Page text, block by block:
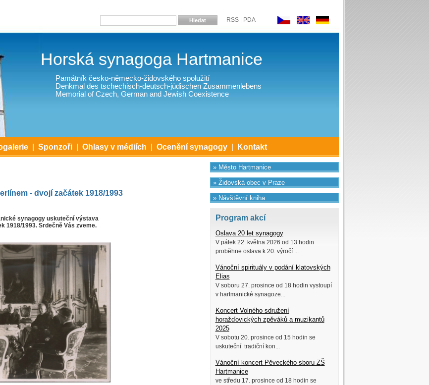
RSS PDA
Horská synagoga Hartmanice
Památník česko-německo-židovského spolužití
Denkmal des tschechisch-deutsch-jüdischen Zusammenlebens
Memorial of Czech, German and Jewish Coexistence
Hledat
Sponzoři Ohlasy v médiích Ocenění synagogy Kontakt
- dvojí začátek 1918/1993
synagogy uskuteční výstava
1918/1993. Srdečně Vás zveme.
» Město Hartmanice
» Židovská obec v Praze
» Návštěvní kniha
Program akcí
Oslava 20 let synagogy
V pátek 22. května 2026 od 13 hodin
proběhne oslava k 20. výročí ...
Vánoční spirituály v podání klatovských
Elias
V soboru 27. prosince od 18 hodin vystoupí
v hartmanické synagoze...
Koncert Volného sdružení
horažďovických zpěváků a muzikantů
2025
V sobotu 20. prosince od 15 hodin se
uskuteční tradiční kon...
Vánoční koncert Pěveckého sboru ZŠ
Hartmanice
ve středu 17. prosince od 18 hodin se